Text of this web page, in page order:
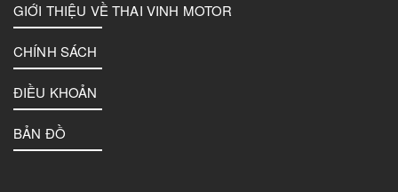
GIỚI THIỆU VỀ THAI VINH MOTOR
CHÍNH SÁCH
ĐIỀU KHOẢN
BẢN ĐỒ